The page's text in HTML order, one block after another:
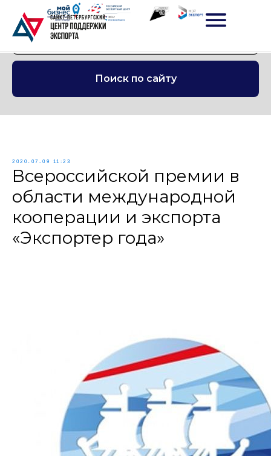
Поиск по сайту
2020-07-09 11:23
Всероссийской премии в
области международной
кооперации и экспорта
«Экспортер года»